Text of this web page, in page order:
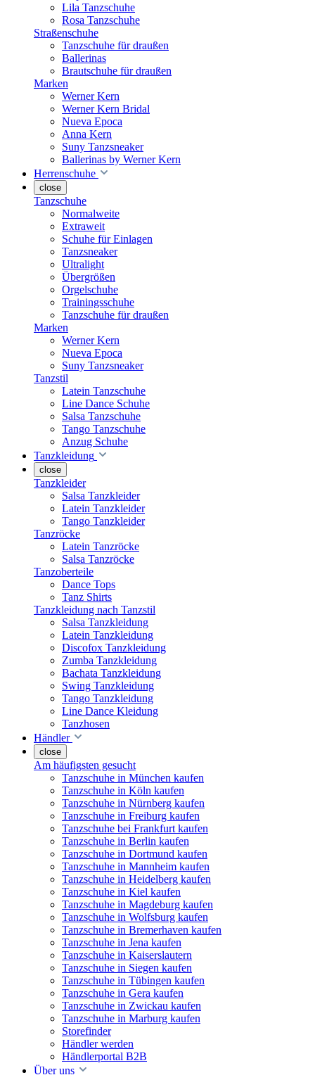
Lila Tanzschuhe
Rosa Tanzschuhe
Straßenschuhe
Tanzschuhe für draußen
Ballerinas
Brautschuhe für draußen
Marken
Werner Kern
Werner Kern Bridal
Nueva Epoca
Anna Kern
Suny Tanzsneaker
Ballerinas by Werner Kern
Herrenschuhe
close
Tanzschuhe
Normalweite
Extraweit
Schuhe für Einlagen
Tanzsneaker
Ultralight
Übergrößen
Orgelschuhe
Trainingsschuhe
Tanzschuhe für draußen
Marken
Werner Kern
Nueva Epoca
Suny Tanzsneaker
Tanzstil
Latein Tanzschuhe
Line Dance Schuhe
Salsa Tanzschuhe
Tango Tanzschuhe
Anzug Schuhe
Tanzkleidung
close
Tanzkleider
Salsa Tanzkleider
Latein Tanzkleider
Tango Tanzkleider
Tanzröcke
Latein Tanzröcke
Salsa Tanzröcke
Tanzoberteile
Dance Tops
Tanz Shirts
Tanzkleidung nach Tanzstil
Salsa Tanzkleidung
Latein Tanzkleidung
Discofox Tanzkleidung
Zumba Tanzkleidung
Bachata Tanzkleidung
Swing Tanzkleidung
Tango Tanzkleidung
Line Dance Kleidung
Tanzhosen
Händler
close
Am häufigsten gesucht
Tanzschuhe in München kaufen
Tanzschuhe in Köln kaufen
Tanzschuhe in Nürnberg kaufen
Tanzschuhe in Freiburg kaufen
Tanzschuhe bei Frankfurt kaufen
Tanzschuhe in Berlin kaufen
Tanzschuhe in Dortmund kaufen
Tanzschuhe in Mannheim kaufen
Tanzschuhe in Heidelberg kaufen
Tanzschuhe in Kiel kaufen
Tanzschuhe in Magdeburg kaufen
Tanzschuhe in Wolfsburg kaufen
Tanzschuhe in Bremerhaven kaufen
Tanzschuhe in Jena kaufen
Tanzschuhe in Kaiserslautern
Tanzschuhe in Siegen kaufen
Tanzschuhe in Tübingen kaufen
Tanzschuhe in Gera kaufen
Tanzschuhe in Zwickau kaufen
Tanzschuhe in Marburg kaufen
Storefinder
Händler werden
Händlerportal B2B
Über uns